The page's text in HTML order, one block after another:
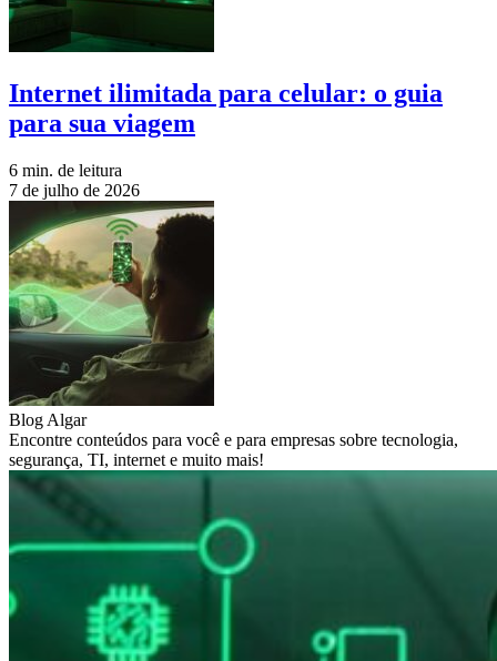
Internet ilimitada para celular: o guia
para sua viagem
6 min. de leitura
7 de julho de 2026
Blog Algar
Encontre conteúdos para você e para empresas sobre tecnologia,
segurança, TI, internet e muito mais!